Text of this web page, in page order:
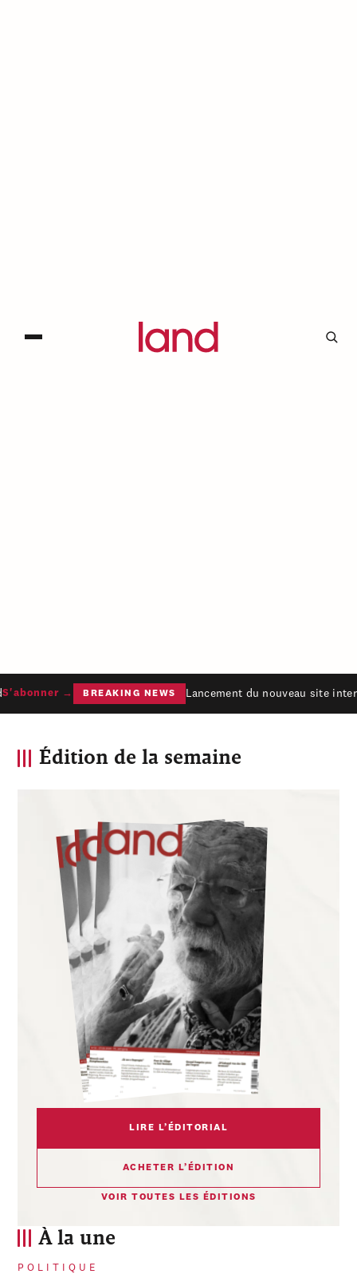
→ BREAKING NEWS Lancement du nouveau site
À la une
POLITIQUE
Édition de la semaine
LIRE L’ÉDITORIAL
ACHETER L’ÉDITION
VOIR TOUTES LES ÉDITIONS